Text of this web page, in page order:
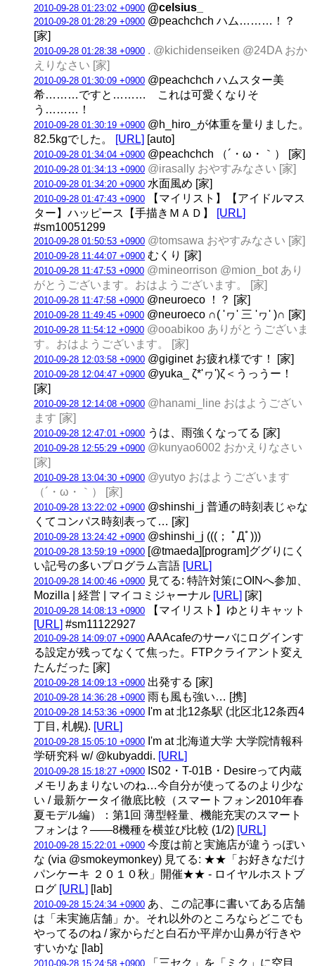
2010-09-28 01:23:02 +0900 @celsius_
2010-09-28 01:28:29 +0900 @peachchch ハム………！？
[家]
2010-09-28 01:28:38 +0900 . @kichidenseiken @24DA おか
えりなさい [家]
2010-09-28 01:30:09 +0900 @peachchch ハムスター美
希………ですと……… これは可愛くなりそ
う………！
2010-09-28 01:30:19 +0900 @h_hiro_が体重を量りました。
82.5kgでした。
[URL] [auto]
2010-09-28 01:34:04 +0900 @peachchch （´・ω・｀） [家]
2010-09-28 01:34:13 +0900 @irasally おやすみなさい [家]
2010-09-28 01:34:20 +0900 水面風め [家]
2010-09-28 01:47:43 +0900 【マイリスト】【アイドルマス
ター】ハッピース【手描きＭＡＤ】
[URL]
#sm10051299
2010-09-28 01:50:53 +0900 @tomsawa おやすみなさい [家]
2010-09-28 11:44:07 +0900 むくり [家]
2010-09-28 11:47:53 +0900 @mineorrison @mion_bot あり
がとうございます。おはようございます。 [家]
2010-09-28 11:47:58 +0900 @neuroeco ！？ [家]
2010-09-28 11:49:45 +0900 @neuroeco ∩( 'ヮ' 三 'ヮ' )∩ [家]
2010-09-28 11:54:12 +0900 @ooabikoo ありがとうございま
す。おはようございます。 [家]
2010-09-28 12:03:58 +0900 @giginet お疲れ様です！ [家]
2010-09-28 12:04:47 +0900 @yuka_ ζ*'ヮ')ζ＜うっうー！
[家]
2010-09-28 12:14:08 +0900 @hanami_line おはようござい
ます [家]
2010-09-28 12:47:01 +0900 うは、雨強くなってる [家]
2010-09-28 12:55:29 +0900 @kunyao6002 おかえりなさい
[家]
2010-09-28 13:04:30 +0900 @yutyo おはようございます
（´・ω・｀） [家]
2010-09-28 13:22:02 +0900 @shinshi_j 普通の時刻表じゃな
くてコンパス時刻表って… [家]
2010-09-28 13:24:42 +0900 @shinshi_j (((； ﾟДﾟ)))
2010-09-28 13:59:19 +0900 [@tmaeda][program]ググりにく
い記号の多いプログラム言語 [URL]
2010-09-28 14:00:46 +0900 見てる: 特許対策にOINへ参加、
Mozilla | 経営 | マイコミジャーナル [URL] [家]
2010-09-28 14:08:13 +0900 【マイリスト】ゆとりキャット
[URL] #sm11122927
2010-09-28 14:09:07 +0900 AAAcafeのサーバにログインす
る設定が残ってなくて焦った。FTPクライアント変え
たんだった [家]
2010-09-28 14:09:13 +0900 出発する [家]
2010-09-28 14:36:28 +0900 雨も風も強い… [携]
2010-09-28 14:53:36 +0900 I'm at 北12条駅 (北区北12条西4
丁目, 札幌). [URL]
2010-09-28 15:05:10 +0900 I'm at 北海道大学 大学院情報科
学研究科 w/ @kubyaddi. [URL]
2010-09-28 15:18:27 +0900 IS02・T-01B・Desireって内蔵
メモリあまりないのね…今自分が使ってるのより少な
い / 最新ケータイ徹底比較（スマートフォン2010年春
夏モデル編）：第1回 薄型軽量、機能充実のスマート
フォンは？——8機種を横並び比較 (1/2) [URL]
2010-09-28 15:22:01 +0900 今度は前と実施店が違うっぽい
な (via @smokeymonkey) 見てる: ★★「お好きなだけ
パンケーキ ２０１０秋」開催★★ - ロイヤルホストブ
ログ [URL] [lab]
2010-09-28 15:24:34 +0900 あ、この記事に書いてある店舗
は「未実施店舗」か。それ以外のところならどこでも
やってるのね / 家からだと白石か平岸か山鼻が行きや
すいかな [lab]
2010-09-28 15:24:58 +0900 「三セク」を「ミク」に空目